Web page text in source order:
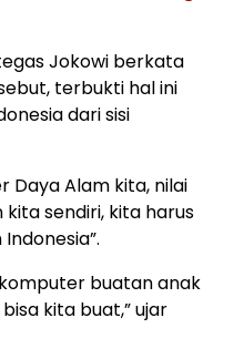
Jokowi berkata
terbukti hal ini
dari sisi
Daya Alam kita, nilai
sendiri, kita harus
buatan anak
kita buat,” ujar